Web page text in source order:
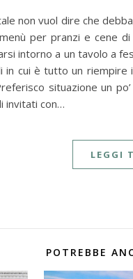
non vuol dire che
per pranzi e cene
intorno a un tavolo a
in cui è tutto un
situazione un
invitati con…
LEGGI
POTREBBE